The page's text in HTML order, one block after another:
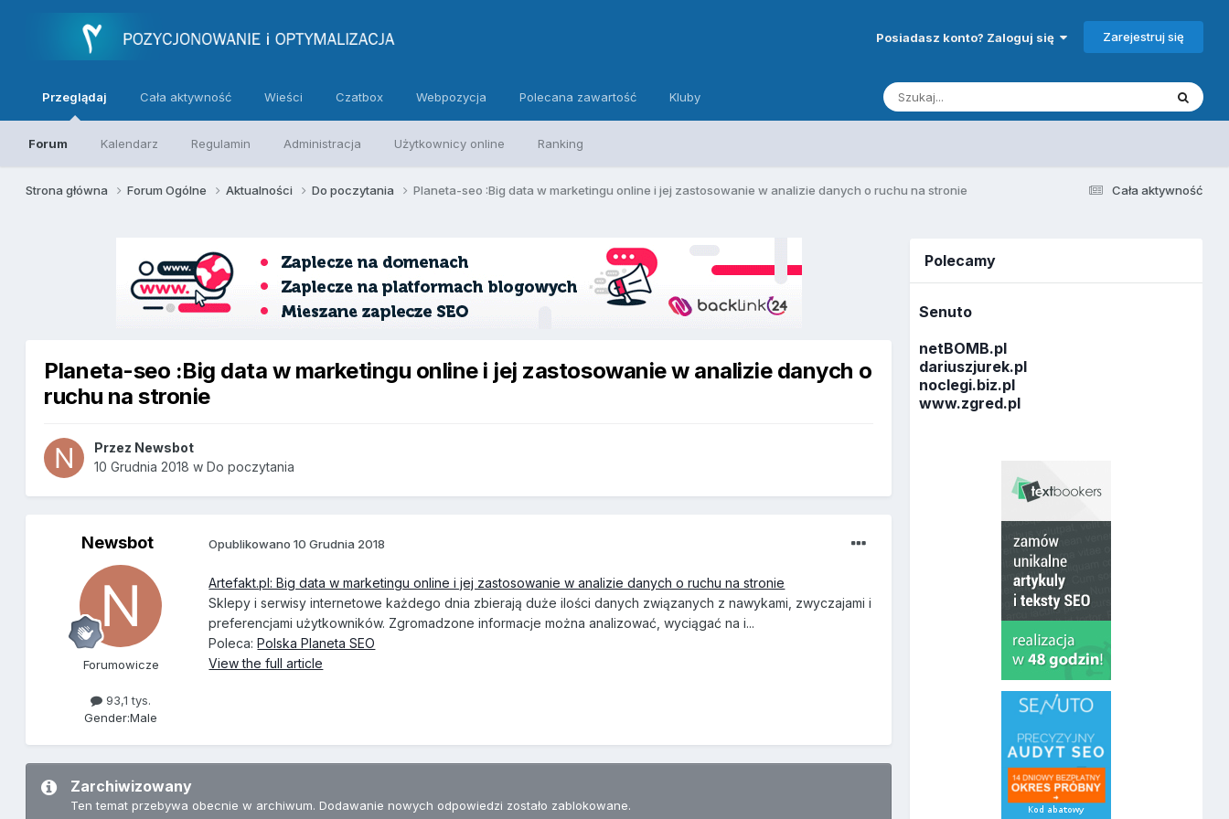
Posiadasz konto? Zaloguj się Zarejestruj się
Przeglądaj
Forum Kalendarz Regulamin Administracja Użytkownicy online Ranking
Cała aktywność Wieści Czatbox Webpozycja Polecana zawartość Kluby
Cała aktywność
Strona główna Forum Ogólne Aktualności Do poczytania Planeta-seo :Big data w marketingu online i jej zastosowanie w analizie danych o ruchu na stronie
Planeta-seo :Big data w marketingu online i jej zastosowanie w analizie danych o
ruchu na stronie
Przez Newsbot
10 Grudnia 2018 wDo poczytania
Newsbot
Forumowicze
93,1 tys.
Gender:Male
Opublikowano10 Grudnia 2018
Artefakt.pl: Big data w marketingu online i jej zastosowanie w analizie danych o ruchu na stronie
Sklepy i serwisy internetowe każdego dnia zbierają duże ilości danych związanych z nawykami, zwyczajami i
preferencjami użytkowników. Zgromadzone informacje można analizować, wyciągać na i...
Poleca:Polska Planeta SEO
View the full article
Zarchiwizowany
Ten temat przebywa obecnie w archiwum. Dodawanie nowych odpowiedzi zostało zablokowane.
Polecamy
Senuto
netBOMB.pl
dariuszjurek.pl
noclegi.biz.pl
www.zgred.pl